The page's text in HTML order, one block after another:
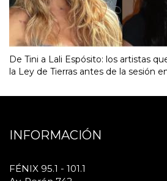
De Tini a Lali Espósito: los artistas
la Ley de Tierras antes de la sesión
INFORMACIÓN
FÉNIX 95.1 - 101.1